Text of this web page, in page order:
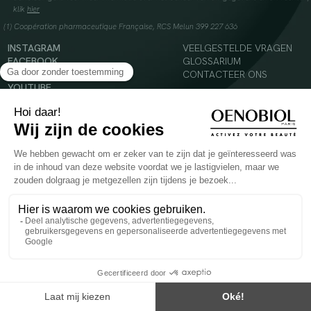
klik hier
(1) Coopération pharmaceutique Française, RCS Melun 399 227 636
INSTAGRAM
FACEBOOK
TIKTOK
YOUTUBE
VEELGESTELDE VRAGEN
GLOSSARIUM
CONTACTEER ONS
Voedingssupplement dat moet worden geconsumeerd als onderdeel van een gevarieerde,
evenwichtige voeding en een gezonde levensstijl. Aanbevolen dagelijkse dosis niet
overschrijden. Enkel voor volwassenen, buiten het bereik van kinderen houden.